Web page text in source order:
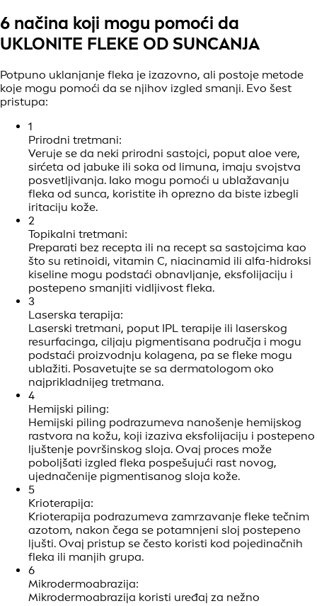
6 načina koji mogu pomoći da
UKLONITE FLEKE OD SUNCANJA
Potpuno uklanjanje fleka je izazovno, ali postoje metode
koje mogu pomoći da se njihov izgled smanji. Evo šest
pristupa:
1
Prirodni tretmani:
Veruje se da neki prirodni sastojci, poput aloe vere,
sirćeta od jabuke ili soka od limuna, imaju svojstva
posvetljivanja. Iako mogu pomoći u ublažavanju
fleka od sunca, koristite ih oprezno da biste izbegli
iritaciju kože.
2
Topikalni tretmani:
Preparati bez recepta ili na recept sa sastojcima kao
što su retinoidi, vitamin C, niacinamid ili alfa-hidroksi
kiseline mogu podstaći obnavljanje, eksfolijaciju i
postepeno smanjiti vidljivost fleka.
3
Laserska terapija:
Laserski tretmani, poput IPL terapije ili laserskog
resurfacinga, ciljaju pigmentisana područja i mogu
podstaći proizvodnju kolagena, pa se fleke mogu
ublažiti. Posavetujte se sa dermatologom oko
najprikladnijeg tretmana.
4
Hemijski piling:
Hemijski piling podrazumeva nanošenje hemijskog
rastvora na kožu, koji izaziva eksfolijaciju i postepeno
ljuštenje površinskog sloja. Ovaj proces može
poboljšati izgled fleka pospešujući rast novog,
ujednačenije pigmentisanog sloja kože.
5
Krioterapija:
Krioterapija podrazumeva zamrzavanje fleke tečnim
azotom, nakon čega se potamnjeni sloj postepeno
ljušti. Ovaj pristup se često koristi kod pojedinačnih
fleka ili manjih grupa.
6
Mikrodermoabrazija:
Mikrodermoabrazija koristi uređaj za nežno